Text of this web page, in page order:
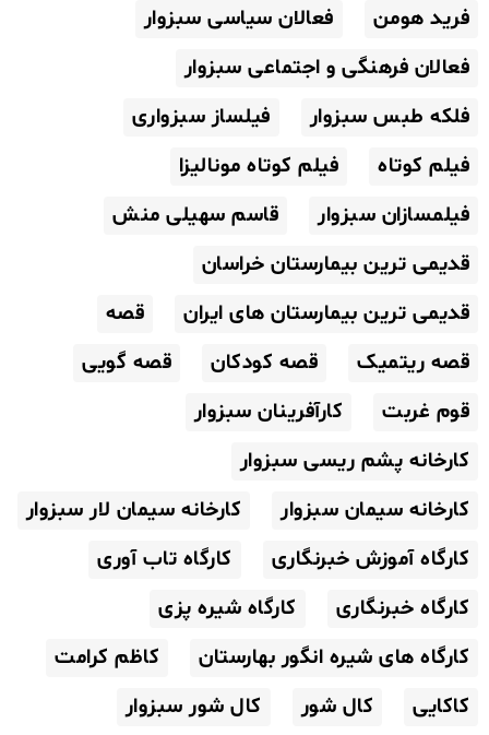
فرید هومن
فعالان سیاسی سبزوار
فعالان فرهنگی و اجتماعی سبزوار
فلکه طبس سبزوار
فیلساز سبزواری
فیلم کوتاه
فیلم کوتاه مونالیزا
فیلمسازان سبزوار
قاسم سهیلی منش
قدیمی ترین بیمارستان خراسان
قدیمی ترین بیمارستان های ایران
قصه
قصه ریتمیک
قصه کودکان
قصه گویی
قوم غربت
کارآفرینان سبزوار
کارخانه پشم ریسی سبزوار
کارخانه سیمان سبزوار
کارخانه سیمان لار سبزوار
کارگاه آموزش خبرنگاری
کارگاه تاب آوری
کارگاه خبرنگاری
کارگاه شیره پزی
کارگاه های شیره انگور بهارستان
کاظم کرامت
کاکایی
کال شور
کال شور سبزوار